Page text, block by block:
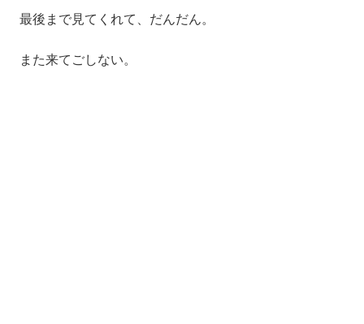
最後まで見てくれて、だんだん。
また来てごしない。